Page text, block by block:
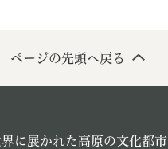
ページの先頭へ戻る
に展かれた高原の文化都市